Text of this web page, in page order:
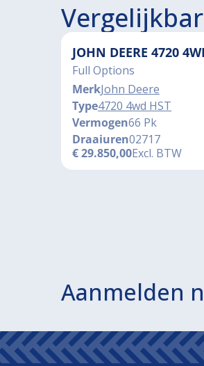
JOHN DEERE 4720
Full Options
MerkJohn Deere
Type4720 4wd HST
Vermogen66 Pk
Draaiuren02717
€29.850,00Excl. BTW
Aanmelden